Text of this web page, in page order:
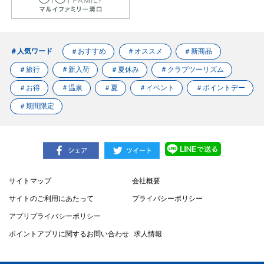
＃人気ワード ＃おすすめ ＃オススメ ＃新商品
＃旅行 ＃新入荷 ＃夏休み ＃クラブツーリズム
＃お得 ＃温泉 ＃夏 ＃イベント ＃ポイントデー
＃期間限定
サイトマップ 会社概要
サイトのご利用にあたって プライバシーポリシー
アプリプライバシーポリシー
ポイントアプリに関するお問い合わせ 求人情報